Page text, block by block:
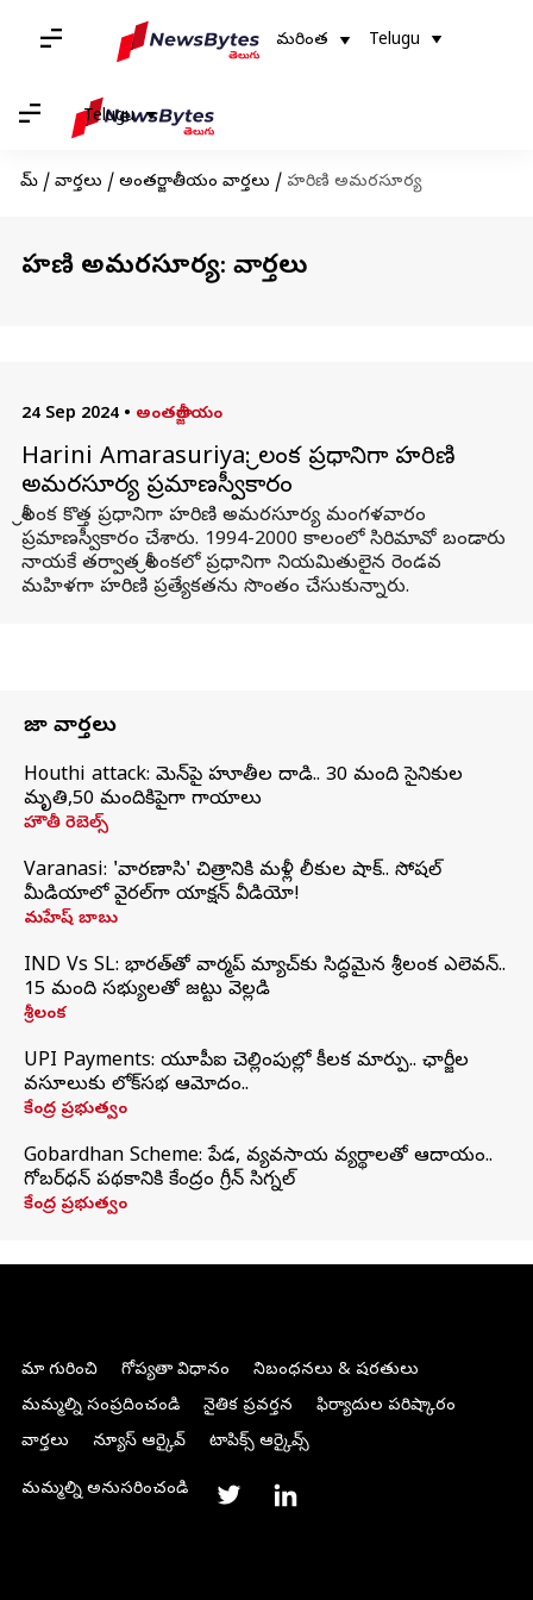
మరింత Telugu
Telugu
హోమ్ / వార్తలు / అంతర్జాతీయం వార్తలు / హరిణి అమరసూర్య
హరిణి అమరసూర్య: వార్తలు
24 Sep 2024 • అంతర్జాతీయం
Harini Amarasuriya: శ్రీలంక ప్రధానిగా హరిణి
అమరసూర్య ప్రమాణస్వీకారం
శ్రీలంక కొత్త ప్రధానిగా హరిణి అమరసూర్య మంగళవారం
ప్రమాణస్వీకారం చేశారు. 1994-2000 కాలంలో సిరిమావో బండారు
నాయకే తర్వాత శ్రీలంకలో ప్రధానిగా నియమితులైన రెండవ
మహిళగా హరిణి ప్రత్యేకతను సొంతం చేసుకున్నారు.
తాజా వార్తలు
Houthi attack: యెమెన్‌పై హూతీల దాడి.. 30 మంది సైనికుల
మృతి,50 మందికిపైగా గాయాలు
హౌతీ రెబెల్స్
Varanasi: 'వారణాసి' చిత్రానికి మళ్లీ లీకుల షాక్.. సోషల్
మీడియాలో వైరల్‌గా యాక్షన్ వీడియో!
మహేష్ బాబు
IND Vs SL: భారత్‌తో వార్మప్‌ మ్యాచ్‌కు సిద్ధమైన శ్రీలంక ఎలెవన్..
15 మంది సభ్యులతో జట్టు వెల్లడి
శ్రీలంక
UPI Payments: యూపీఐ చెల్లింపుల్లో కీలక మార్పు.. ఛార్జీల
వసూలుకు లోక్‌సభ ఆమోదం..
కేంద్ర ప్రభుత్వం
Gobardhan Scheme: పేడ, వ్యవసాయ వ్యర్థాలతో ఆదాయం..
గోబర్‌ధన్ పథకానికి కేంద్రం గ్రీన్ సిగ్నల్
కేంద్ర ప్రభుత్వం
మా గురించి గోప్యతా విధానం
నిబంధనలు & షరతులు
మమ్మల్ని సంప్రదించండి
నైతిక ప్రవర్తన
ఫిర్యాదుల పరిష్కారం
వార్తలు
న్యూస్ ఆర్కైవ్ టాపిక్స్ ఆర్కైవ్స్
మమ్మల్ని అనుసరించండి